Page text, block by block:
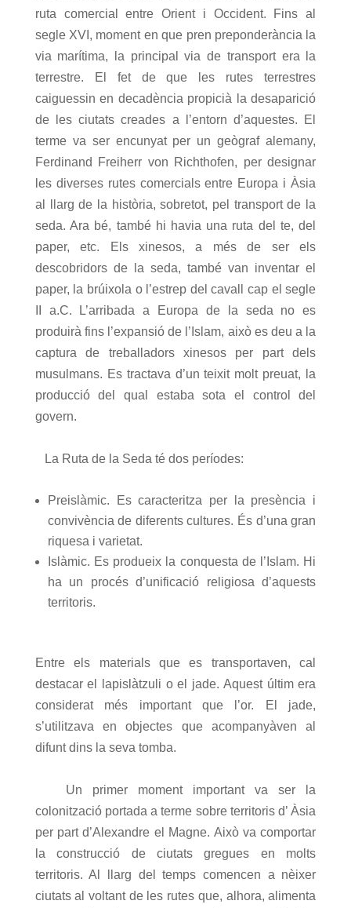
ruta comercial entre Orient i Occident. Fins al
segle XVI, moment en que pren preponderància la
via marítima, la principal via de transport era la
terrestre. El fet de que les rutes terrestres
caiguessin en decadència propicià la desaparició
de les ciutats creades a l’entorn d’aquestes. El
terme va ser encunyat per un geògraf alemany,
Ferdinand Freiherr von Richthofen, per designar
les diverses rutes comercials entre Europa i Àsia
al llarg de la història, sobretot, pel transport de la
seda. Ara bé, també hi havia una ruta del te, del
paper, etc. Els xinesos, a més de ser els
descobridors de la seda, també van inventar el
paper, la brúixola o l’estrep del cavall cap el segle
II a.C. L’arribada a Europa de la seda no es
produirà fins l’expansió de l’Islam, això es deu a la
captura de treballadors xinesos per part dels
musulmans. Es tractava d’un teixit molt preuat, la
producció del qual estaba sota el control del
govern.
La Ruta de la Seda té dos períodes:
Preislàmic. Es caracteritza per la presència i
convivència de diferents cultures. És d’una gran
riquesa i varietat.
Islàmic. Es produeix la conquesta de l’Islam. Hi
ha un procés d’unificació religiosa d’aquests
territoris.
Entre els materials que es transportaven, cal
destacar el lapislàtzuli o el jade. Aquest últim era
considerat més important que l’or. El jade,
s’utilitzava en objectes que acompanyàven al
difunt dins la seva tomba.
Un primer moment important va ser la
colonització portada a terme sobre territoris d’ Àsia
per part d’Alexandre el Magne. Això va comportar
la construcció de ciutats gregues en molts
territoris. Al llarg del temps comencen a nèixer
ciutats al voltant de les rutes que, alhora, alimenta